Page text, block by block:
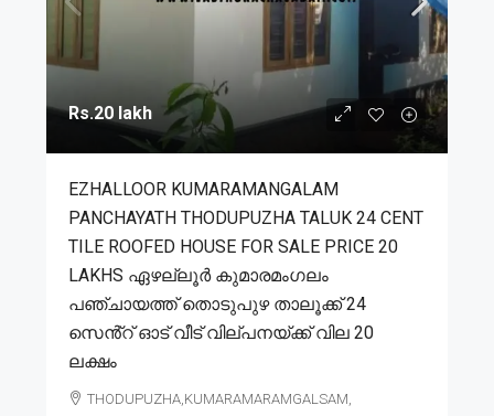
Rs.20 lakh
EZHALLOOR KUMARAMANGALAM
PANCHAYATH THODUPUZHA TALUK 24 CENT
TILE ROOFED HOUSE FOR SALE PRICE 20
LAKHS ഏഴല്ലൂർ കുമാരമംഗലം
പഞ്ചായത്ത് തൊടുപുഴ താലൂക്ക് 24
സെൻ്റ് ഓട് വീട് വില്പനയ്ക്ക് വില 20
ലക്ഷം
THODUPUZHA,KUMARAMARAMGALSAM,